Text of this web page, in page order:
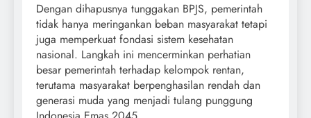
Dengan dihapusnya tunggakan BPJS, pemerintah
tidak hanya meringankan beban masyarakat tetapi
juga memperkuat fondasi sistem kesehatan
nasional. Langkah ini mencerminkan perhatian
besar pemerintah terhadap kelompok rentan,
terutama masyarakat berpenghasilan rendah dan
generasi muda yang menjadi tulang punggung